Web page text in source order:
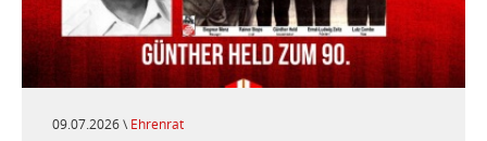
09.07.2026 \ Ehrenrat